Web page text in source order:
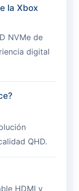
la Xbox
NVMe de
digital
QHD.
HDMI y